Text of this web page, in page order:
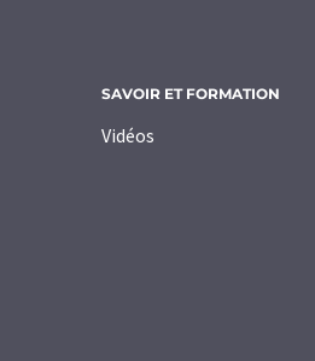
SAVOIR ET FORMATION
Vidéos